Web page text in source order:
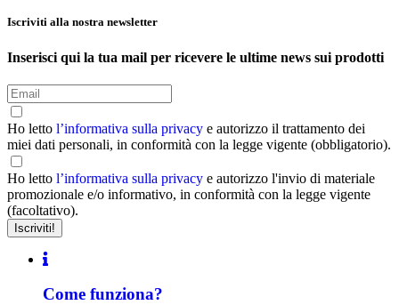
Iscriviti alla nostra newsletter
Inserisci qui la tua mail per ricevere le ultime news sui prodotti
Ho letto l’informativa sulla privacy e autorizzo il trattamento dei
miei dati personali, in conformità con la legge vigente (obbligatorio).
Ho letto l’informativa sulla privacy e autorizzo l'invio di materiale
promozionale e/o informativo, in conformità con la legge vigente
(facoltativo).
Come funziona?